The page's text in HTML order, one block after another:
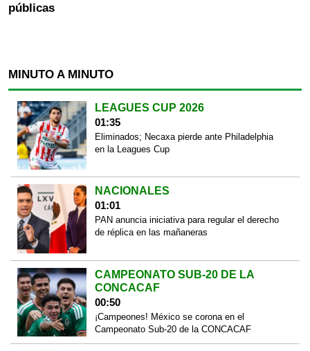
públicas
MINUTO A MINUTO
LEAGUES CUP 2026
01:35
Eliminados; Necaxa pierde ante Philadelphia
en la Leagues Cup
NACIONALES
01:01
PAN anuncia iniciativa para regular el derecho
de réplica en las mañaneras
CAMPEONATO SUB-20 DE LA
CONCACAF
00:50
¡Campeones! México se corona en el
Campeonato Sub-20 de la CONCACAF